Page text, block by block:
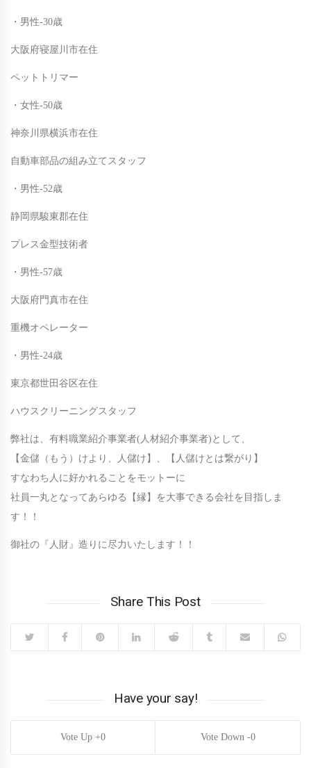
・男性-30歳
大阪府寝屋川市在住
ペットトリマー
・女性-50歳
神奈川県横浜市在住
自動車部品の組み立てスタッフ
・男性-52歳
静岡県駿東郡在住
プレス金型技術者
・男性-57歳
大阪府門真市在住
重機オペレーター
・男性-24歳
東京都世田谷区在住
ハウスクリーニングスタッフ
弊社は、有料職業紹介事業者(人材紹介事業者)として、
【金儲（もう）けより、人儲け】、【人儲けとは繋がり】
すなわち人に好かれることをモットーに
社員一丸となってあらゆる【縁】を大事できる会社を目指しま
す！！
御社の『人財』造りに尽力いたします！！
Share This Post
Have your say!
0 0